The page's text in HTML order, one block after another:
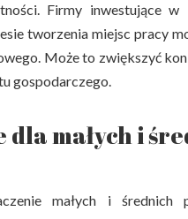
Firmy inwestujące
tworzenia miejsc pracy
Może to zwiększyć
gospodarczego.
dla małych i
małych i średnich